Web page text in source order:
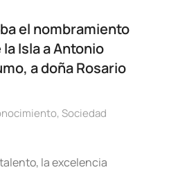
el nombramiento
Isla a Antonio
a doña Rosario
, Sociedad
la excelencia